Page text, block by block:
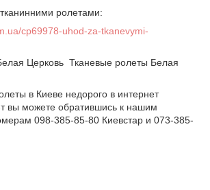
ролетами:
cp69978-uhod-za-tkanevymi-
Церковь Тканевые ролеты Белая
в Киеве недорого в интернет
вы можете обратившись к нашим
098-385-85-80 Киевстар и 073-385-